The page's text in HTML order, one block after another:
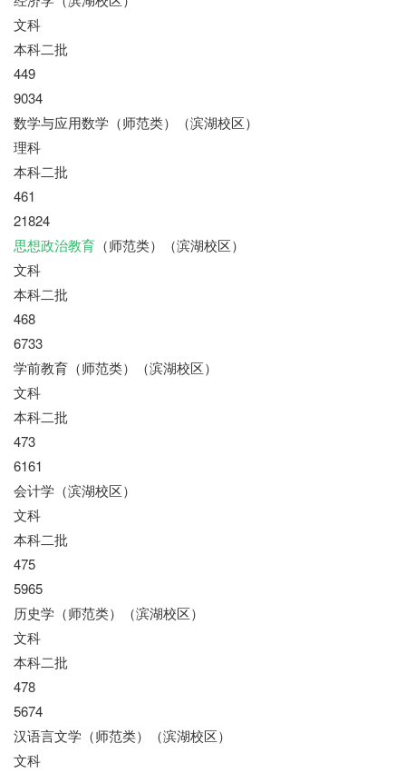
文科
本科二批
449
9034
数学与应用数学（师范类）（滨湖校区）
理科
本科二批
461
21824
思想政治教育 （师范类）（滨湖校区）
文科
本科二批
468
6733
学前教育（师范类）（滨湖校区）
文科
本科二批
473
6161
会计学（滨湖校区）
文科
本科二批
475
5965
历史学（师范类）（滨湖校区）
文科
本科二批
478
5674
汉语言文学（师范类）（滨湖校区）
文科